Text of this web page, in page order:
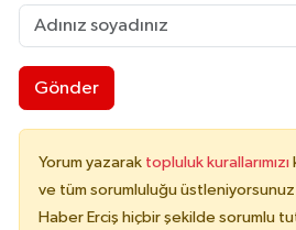
Gönder
Yorum yazarak topluluk kurallarımızı
ve tüm sorumluluğu
Haber Erciş hiçbir şekilde sorumlu